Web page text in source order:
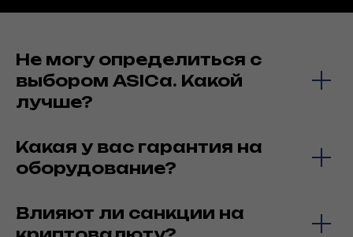
Не могу определиться с
выбором ASICa. Какой
лучше?
Какая у вас гарантия на
оборудование?
Влияют ли санкции на